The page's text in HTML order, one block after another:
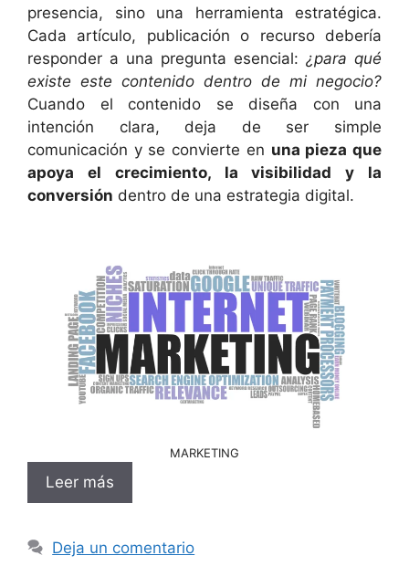
presencia, sino una herramienta estratégica.
Cada artículo, publicación o recurso debería
responder a una pregunta esencial: ¿para qué
existe este contenido dentro de mi negocio?
Cuando el contenido se diseña con una
intención clara, deja de ser simple
comunicación y se convierte en una pieza que
apoya el crecimiento, la visibilidad y la
conversión dentro de una estrategia digital.
MARKETING
Leer más
Deja un comentario